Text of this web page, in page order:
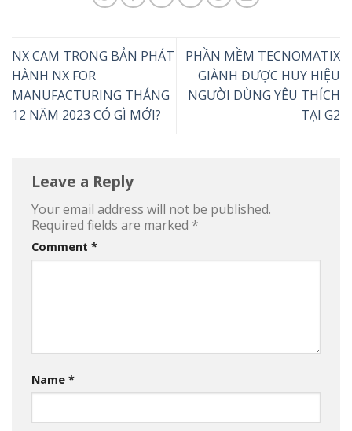
NX CAM TRONG BẢN PHÁT
HÀNH NX FOR
MANUFACTURING THÁNG
12 NĂM 2023 CÓ GÌ MỚI?
PHẦN MỀM TECNOMATIX
GIÀNH ĐƯỢC HUY HIỆU
NGƯỜI DÙNG YÊU THÍCH
TẠI G2
Leave a Reply
Your email address will not be published.
Required fields are marked *
Comment *
Name *